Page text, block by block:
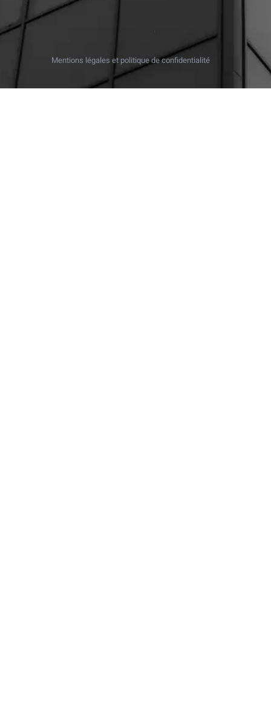
Mentions légales et politique de confidentialité